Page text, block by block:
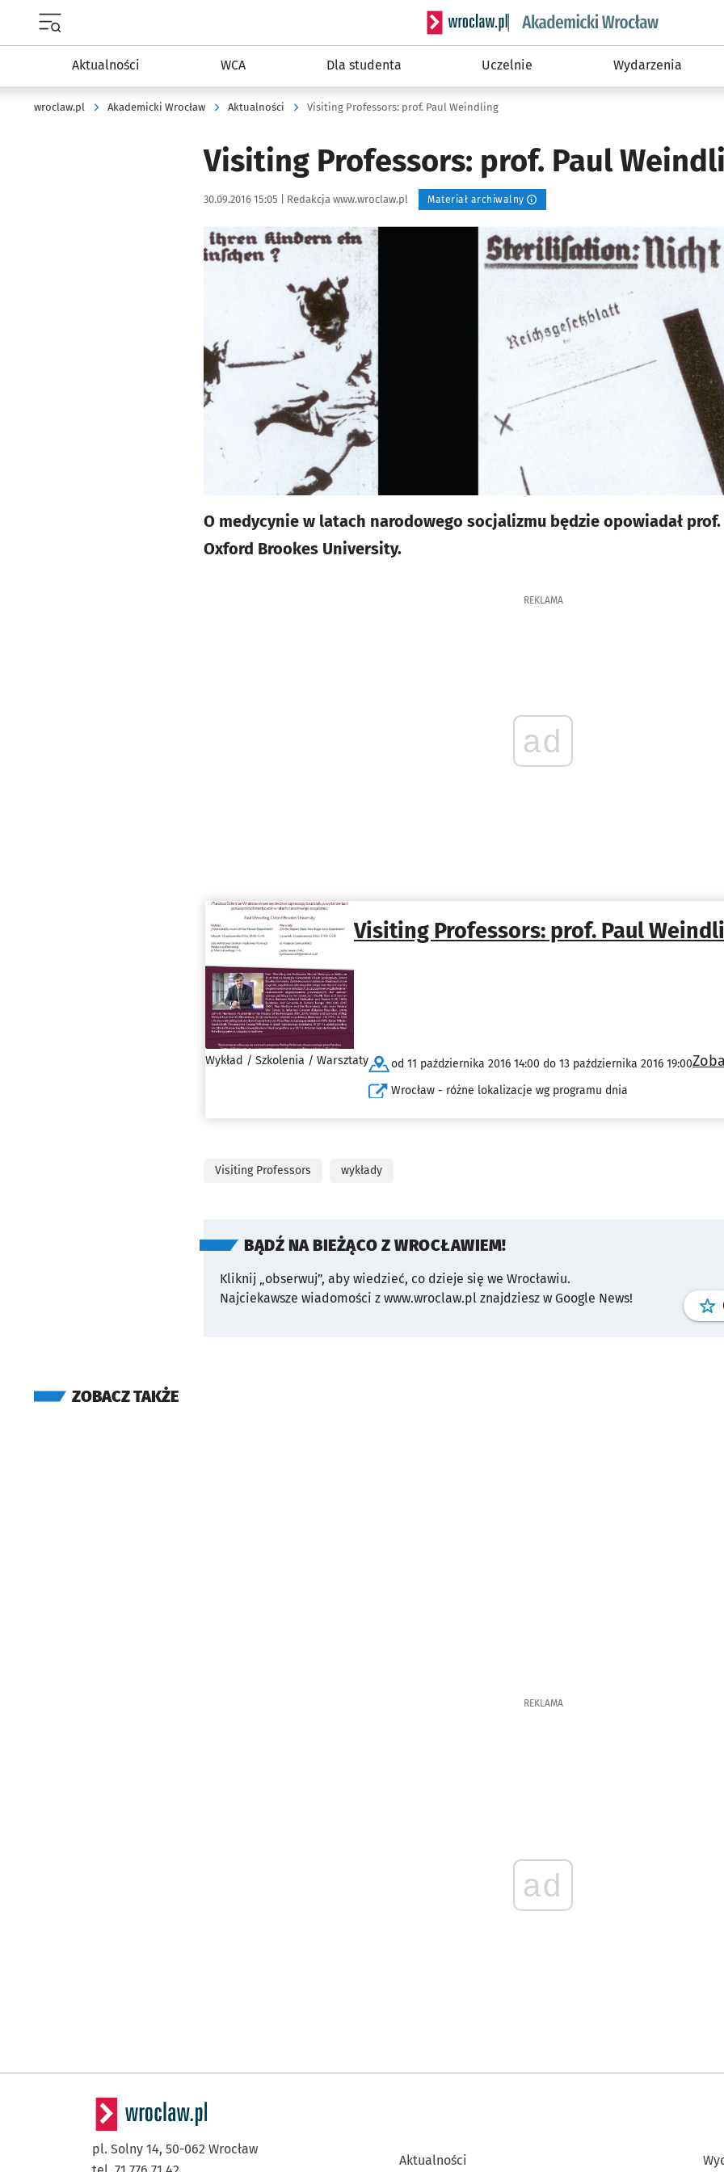
Menu główne portalu wroclaw.pl
Serwis informacyjny wroclaw.pl podserwis:
Aktualności WCA Dla studenta Uczelnie Wydarzenia
wroclaw.pl Akademicki Wrocław Aktualności Visiting Professors: prof. Paul Weindling
Visiting Professors: prof. Paul
Data publikacji:
30.09.2016 15:05 | Autor:
Redakcja www.wroclaw.pl Materiał archiwalny
Kliknij, aby powiększyć
O medycynie w latach narodowego socjalizmu będzie opowiadał
Oxford Brookes University.
REKLAMA
ad
Visiting Professors: prof. Paul
Wykład / Szkolenia / Warsztaty
od 11 października 2016 14:00 do 13 października 2016 19:00
Wrocław - różne lokalizacje wg programu dnia
Visiting Professors wykłady
BĄDŹ NA BIEŻĄCO Z WROCŁAWIEM!
Kliknij „obserwuj”, aby wiedzieć, co dzieje się we Wrocławiu.
Najciekawsze wiadomości z www.wroclaw.pl znajdziesz w Google News!
ZOBACZ TAKŻE
REKLAMA
ad
pl. Solny 14, 50-062 Wrocław
Aktualności